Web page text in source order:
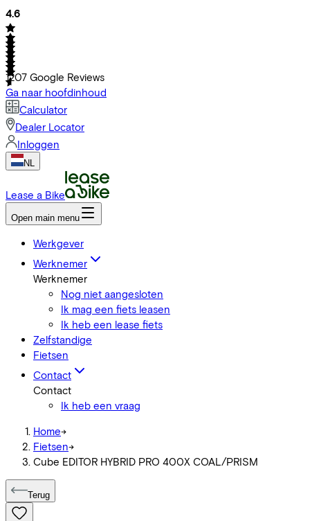
4.6
1207 Google Reviews
Ga naar hoofdinhoud
Calculator
Dealer Locator
Inloggen
NL
Lease a Bike
Open main menu
Werkgever
Werknemer
Werknemer
Nog niet aangesloten
Ik mag een fiets leasen
Ik heb een lease fiets
Zelfstandige
Fietsen
Contact
Contact
Ik heb een vraag
Home->
Fietsen->
Cube EDITOR HYBRID PRO 400X COAL/PRISM
Terug